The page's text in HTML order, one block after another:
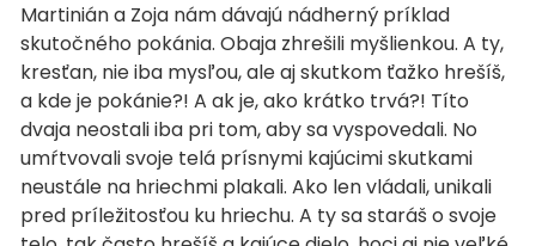
Martinián a Zoja nám dávajú nádherný príklad
skutočného pokánia. Obaja zhrešili myšlienkou. A ty,
kresťan, nie iba mysľou, ale aj skutkom ťažko hrešíš,
a kde je pokánie?! A ak je, ako krátko trvá?! Títo
dvaja neostali iba pri tom, aby sa vyspovedali. No
umŕtvovali svoje telá prísnymi kajúcimi skutkami
neustále na hriechmi plakali. Ako len vládali, unikali
pred príležitosťou ku hriechu. A ty sa staráš o svoje